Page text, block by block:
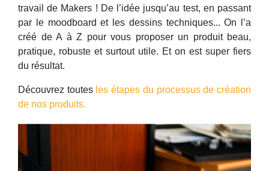
travail de Makers ! De l’idée jusqu’au test, en passant
par le moodboard et les dessins techniques... On l’a
créé de A à Z pour vous proposer un produit beau,
pratique, robuste et surtout utile. Et on est super fiers
du résultat.
Découvrez toutes les étapes du processus de création
de nos produits.